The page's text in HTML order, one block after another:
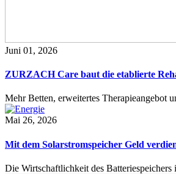
Juni 01, 2026
ZURZACH Care baut die etablierte
Mehr Betten, erweitertes
Mai 26, 2026
Mit dem Solarstromspeicher Geld
Die Wirtschaftlichkeit des